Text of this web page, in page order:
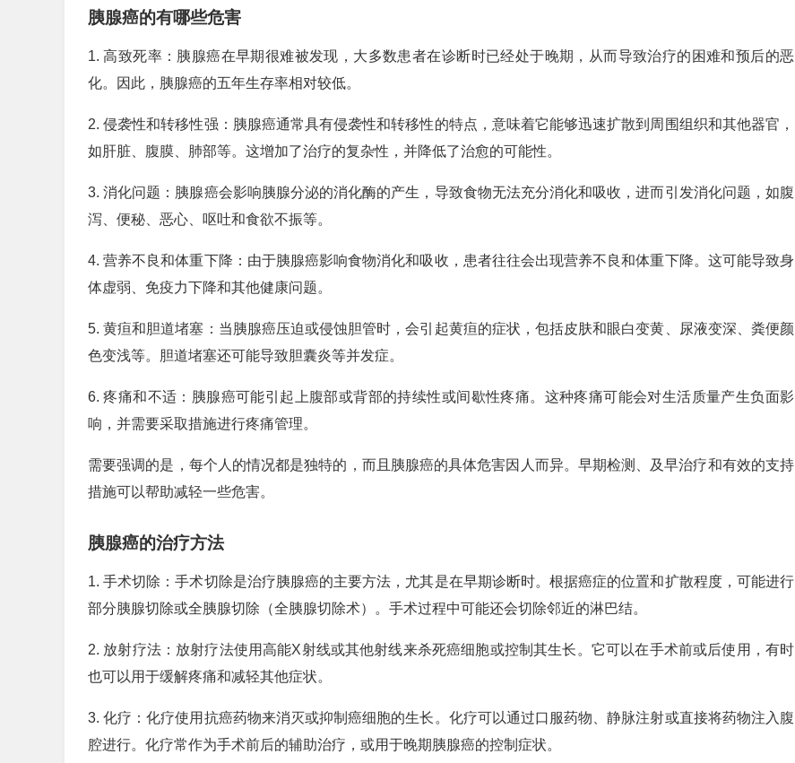
胰腺癌的有哪些危害
1. 高致死率：胰腺癌在早期很难被发现，大多数患者在诊断时已经处于晚期，从而导致治疗的困难和预后的恶
化。因此，胰腺癌的五年生存率相对较低。
2. 侵袭性和转移性强：胰腺癌通常具有侵袭性和转移性的特点，意味着它能够迅速扩散到周围组织和其他器官，
如肝脏、腹膜、肺部等。这增加了治疗的复杂性，并降低了治愈的可能性。
3. 消化问题：胰腺癌会影响胰腺分泌的消化酶的产生，导致食物无法充分消化和吸收，进而引发消化问题，如腹
泻、便秘、恶心、呕吐和食欲不振等。
4. 营养不良和体重下降：由于胰腺癌影响食物消化和吸收，患者往往会出现营养不良和体重下降。这可能导致身
体虚弱、免疫力下降和其他健康问题。
5. 黄疸和胆道堵塞：当胰腺癌压迫或侵蚀胆管时，会引起黄疸的症状，包括皮肤和眼白变黄、尿液变深、粪便颜
色变浅等。胆道堵塞还可能导致胆囊炎等并发症。
6. 疼痛和不适：胰腺癌可能引起上腹部或背部的持续性或间歇性疼痛。这种疼痛可能会对生活质量产生负面影
响，并需要采取措施进行疼痛管理。
需要强调的是，每个人的情况都是独特的，而且胰腺癌的具体危害因人而异。早期检测、及早治疗和有效的支持
措施可以帮助减轻一些危害。
胰腺癌的治疗方法
1. 手术切除：手术切除是治疗胰腺癌的主要方法，尤其是在早期诊断时。根据癌症的位置和扩散程度，可能进行
部分胰腺切除或全胰腺切除（全胰腺切除术）。手术过程中可能还会切除邻近的淋巴结。
2. 放射疗法：放射疗法使用高能X射线或其他射线来杀死癌细胞或控制其生长。它可以在手术前或后使用，有时
也可以用于缓解疼痛和减轻其他症状。
3. 化疗：化疗使用抗癌药物来消灭或抑制癌细胞的生长。化疗可以通过口服药物、静脉注射或直接将药物注入腹
腔进行。化疗常作为手术前后的辅助治疗，或用于晚期胰腺癌的控制症状。